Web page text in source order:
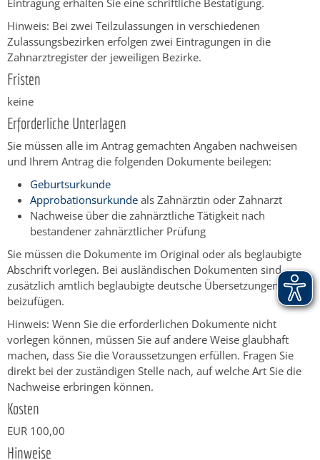
Eintragung erhalten Sie eine schriftliche Bestätigung.
Hinweis: Bei zwei Teilzulassungen in verschiedenen
Zulassungsbezirken erfolgen zwei Eintragungen in die
Zahnarztregister der jeweiligen Bezirke.
Fristen
keine
Erforderliche Unterlagen
Sie müssen alle im Antrag gemachten Angaben nachweisen
und Ihrem Antrag die folgenden Dokumente beilegen:
Geburtsurkunde
Approbationsurkunde als Zahnärztin oder Zahnarzt
Nachweise über die zahnärztliche Tätigkeit nach
bestandener zahnärztlicher Prüfung
Sie müssen die Dokumente im Original oder als beglaubigte
Abschrift vorlegen. Bei ausländischen Dokumenten sind
zusätzlich amtlich beglaubigte deutsche Übersetzungen
beizufügen.
Hinweis: Wenn Sie die erforderlichen Dokumente nicht
vorlegen können, müssen Sie auf andere Weise glaubhaft
machen, dass Sie die Voraussetzungen erfüllen. Fragen Sie
direkt bei der zuständigen Stelle nach, auf welche Art Sie die
Nachweise erbringen können.
Kosten
EUR 100,00
Hinweise